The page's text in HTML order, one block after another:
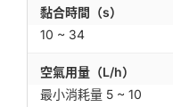
黏合時間（s）
10 ~ 34
空氣用量（L/h）
最小消耗量 5 ~ 10